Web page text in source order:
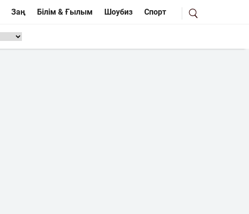
Заң Білім & Ғылым Шоубиз Спорт